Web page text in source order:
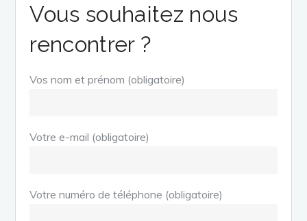
Vous souhaitez nous
rencontrer ?
Vos nom et prénom (obligatoire)
Votre e-mail (obligatoire)
Votre numéro de téléphone (obligatoire)